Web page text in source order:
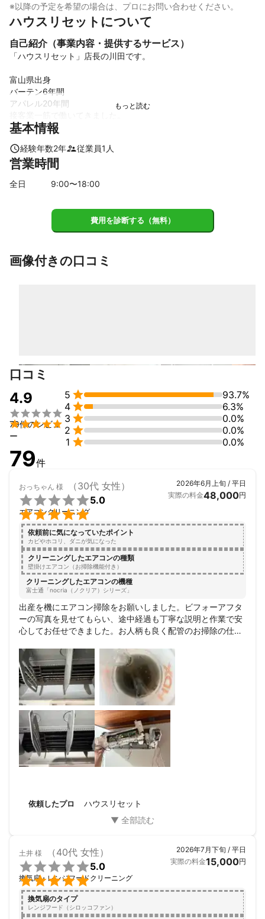
※以降の予定を希望の場合は、プロにお問い合わせください。
ハウスリセットについて
自己紹介（事業内容・提供するサービス）
「ハウスリセット」店長の川田です。
富山県出身
バーテン6年間
アパレル20年間
会話も楽しんでもらいたいと思います。
大好物です！
母親の介護がきっかけとなり
ハウスクリーニングと家事代行業を始めました。
中心に活動しております。
私は「豊かさ」とは家の中で生まれるもの
家族との時間や家族の笑顔、その「時」が
本当の「豊かさ」だと考えます。
クリーニングを通して、「時間」と「笑顔」を
提供することをお約束いたします。
・NPOハウスクリーニング協会
・一般社団法人エアコンクリーニング協会
にも加盟しており、日々技術・知識の習得に
励んでおります。
┏━━━━━━━━━━━━━━━━┓
想い
┗━━━━━━━━━━━━━━━━┛
他社様と比べて少しお時間をいただく分
お安くない金額をちょうだいする分
込めた作業を心掛けております！
これまでの実績
保育園
福祉施設
病院
公民館
マッサージ店
整体院
ヨガスクール
コンビニ
飲食店
個人宅
でのハウスクリーニング・エアコンクリーニング・家事代行
アピールポイント
┗━━━━━━━━━━━━━━┛
1⃣ 天然植物エコ洗剤「えがおの力」を中心に
使用しています
▶お子様・アレルギーのある方でも安心
基本情報
経験年数2年 従業員1 人
営業時間
全日 9:00〜18:00
費用を診断する（無料）
画像付きの口コミ
口コミ
4.9


79件のレビュ
ー
5 
93.7%
4 
6.3%
3 
0.0%
2 
0.0%
1  0.0%
79件
おっちゃん 様 （30代 女性）


5.0
エアコンクリーニング
2026年6月上旬 / 平日
実際の料金48,000円
依頼前に気になっていたポイント
カビやホコリ、ダニが気になった
クリーニングしたエアコンの種類
壁掛けエアコン（お掃除機能付き）
クリーニングしたエアコンの機種
富士通「nocria（ノクリア）シリーズ」
出産を機にエアコン掃除をお願いしました。ビフォーアフタ
ーの写真を見せてもらい、途中経過も丁寧な説明と作業で安
心してお任せできました。お人柄も良く配管のお掃除の仕方
供やペットに安心して使えるものを使用されていました。ま
たお願いしたいと思います。ありがとうございました！
依頼したプロ ハウスリセット
土井 様 （40代 女性）


5.0
換気扇・レンジフードクリーニング
2026年7月下旬 / 平日
実際の料金15,000円
換気扇のタイプ
レンジフード（シロッコファン）